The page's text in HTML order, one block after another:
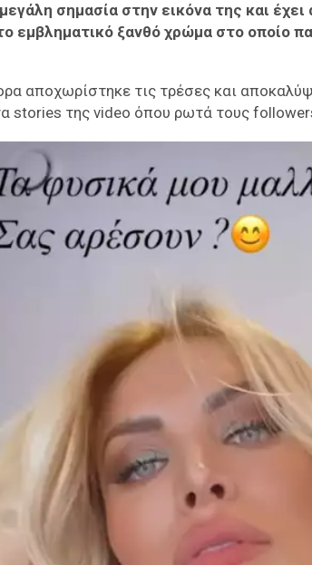
σημασία στην εικόνα της και
εμβληματικό ξανθό χρώμα στο οποίο
αποχωρίστηκε τις τρέσες και
stories της video όπου ρωτά τους